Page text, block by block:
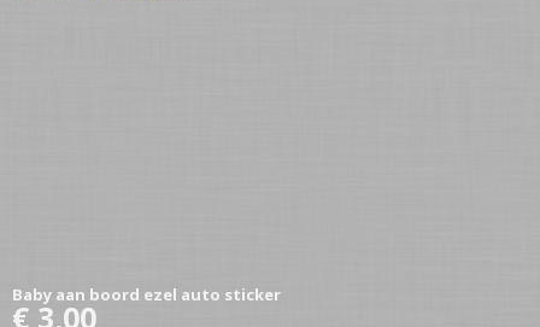
Baby aan boord ezel auto sticker
€ 3,00